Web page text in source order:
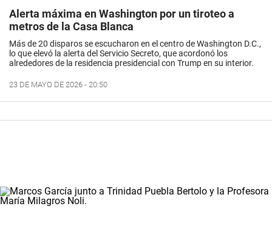
Alerta máxima en Washington por un tiroteo a
metros de la Casa Blanca
Más de 20 disparos se escucharon en el centro de Washington D.C.,
lo que elevó la alerta del Servicio Secreto, que acordonó los
alrededores de la residencia presidencial con Trump en su interior.
23 DE MAYO DE 2026 - 20:50